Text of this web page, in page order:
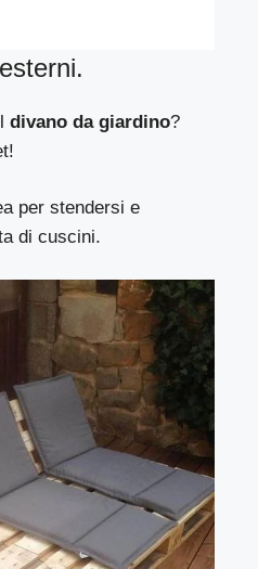
divano da giardino?
per stendersi e
di cuscini.